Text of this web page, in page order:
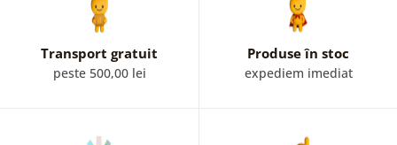
este tipărit folosind tehnologia HD pe hârtie de înaltă
calitate cu o gramatică de 170 g/m
, asigurând în același
timp o reproducere perfectă a culorilor. Puteți crea cu
ușurință propria galerie din mai multe postere! Combinați
al fiecărui loc modern, care intenționează să meargă odată
Transport gratuit
peste 500,00 lei
Produse în stoc
expediem imediat